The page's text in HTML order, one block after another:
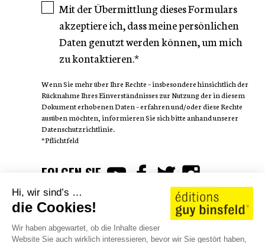
Mit der Übermittlung dieses Formulars
akzeptiere ich, dass meine persönlichen
Daten genutzt werden können, um mich
zu kontaktieren.*
Wenn Sie mehr über Ihre Rechte – insbesondere hinsichtlich der
Rücknahme Ihres Einverständnisses zur Nutzung der in diesem
Dokument erhobenen Daten – erfahren und/oder diese Rechte
ausüben möchten, informieren Sie sich bitte anhand unserer
Datenschutzrichtlinie.
*Pflichtfeld
FOLGEN SIE
Hi, wir sind’s …
die Cookies!
Wir haben abgewartet, ob die Inhalte dieser
Website Sie auch wirklich interessieren, bevor wir Sie gestört haben,